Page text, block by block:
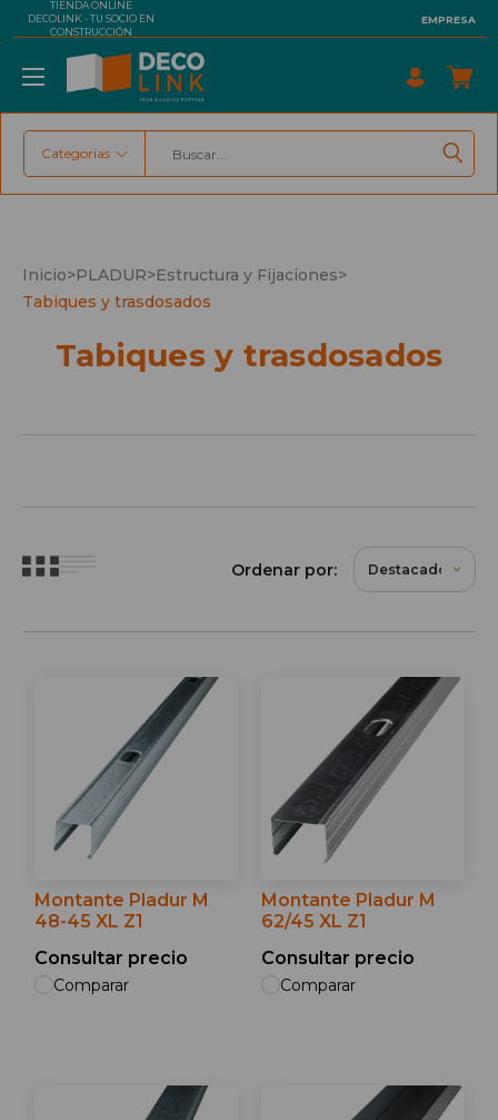
TIENDA ONLINE
DECOLINK - TU SOCIO EN
CONSTRUCCIÓN
EMPRESA
Buscar
Categorías
Inicio>PLADUR>Estructura y Fijaciones>
Tabiques y trasdosados
Tabiques y trasdosados
Ordenar por:
Montante Pladur M
48-45 XL Z1
Consultar precio
Comparar
Montante Pladur M
62/45 XL Z1
Consultar precio
Comparar